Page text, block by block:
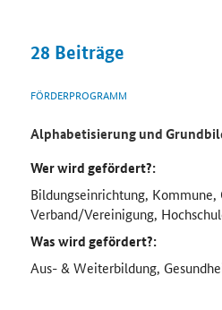
28 Beiträge
FÖRDERPROGRAMM
Alphabetisierung und
Wer wird gefördert?:
Bildungseinrichtung,
Verband/Vereinigung,
Was wird gefördert?:
Aus- & Weiterbildung,